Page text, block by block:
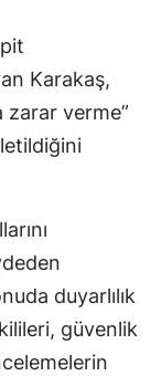
Karakaş,
zarar verme”
duyarlılık
güvenlik